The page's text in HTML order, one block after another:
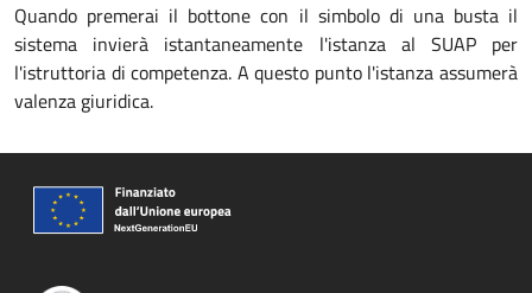
Quando premerai il bottone con il simbolo di una busta il
sistema invierà istantaneamente l'istanza al SUAP per
l'istruttoria di competenza. A questo punto l'istanza assumerà
valenza giuridica.